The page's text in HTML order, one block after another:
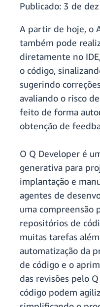
Publicado: 3 de
A partir de hoje, o
também pode
diretamente no
o código,
sugerindo
avaliando o risco
feito de forma
obtenção de
O Q Developer é
generativa para
implantação e
agentes de
uma compreensão
repositórios de
muitas tarefas
automatização da
de código e o
das revisões pelo
código podem